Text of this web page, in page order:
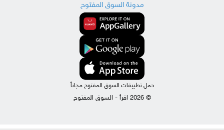
مدونة السوق المفتوح
حمل تطبيقات السوق المفتوح مجاناً
© 2026 اقرأ - السوق المفتوح